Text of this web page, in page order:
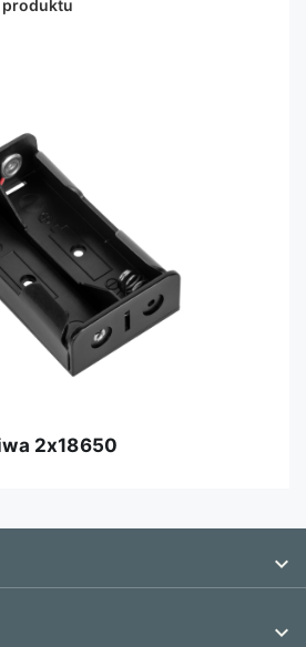
produktu
2x18650

